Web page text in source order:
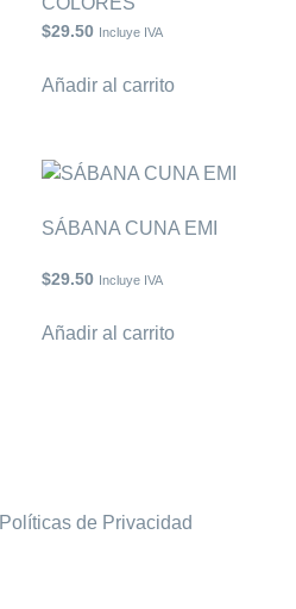
$29.50 Incluye IVA
Añadir al carrito
SÁBANA CUNA EMI
$29.50 Incluye IVA
Añadir al carrito
Políticas de Privacidad